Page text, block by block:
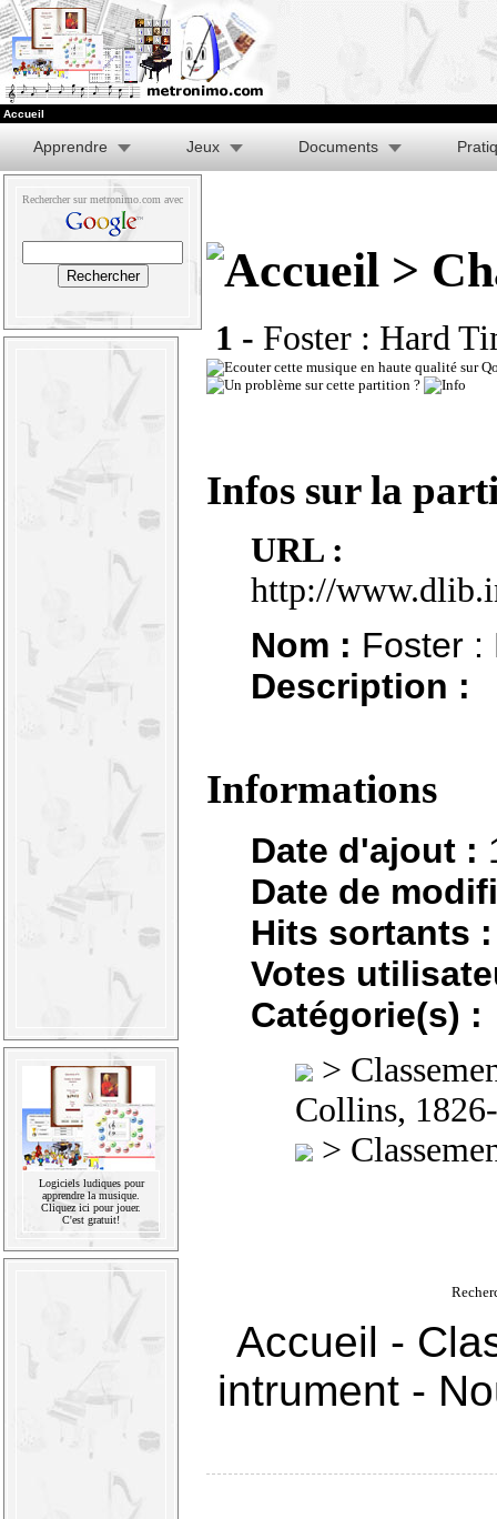
Accueil
Apprendre Jeux Documents
Rechercher sur metronimo.com avec
Logiciels ludiques pour
apprendre la musique.
Cliquez ici pour jouer.
C'est gratuit!
>
1 - Foster : Hard
Infos sur la
URL :
http://
Nom : Foster :
Description :
Informations
Date d'ajout :
Date de
Hits sortants :
Votes
Catégorie(s) :
>
Collins,
>
Accueil -
intrument-